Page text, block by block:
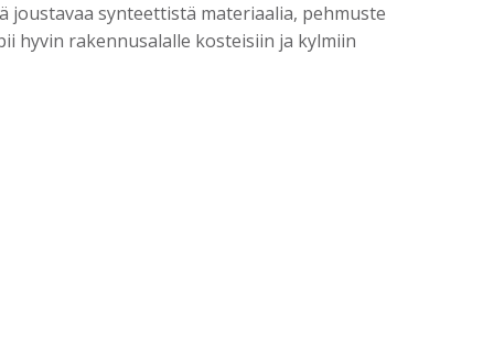
joustavaa synteettistä materiaalia, pehmuste
hyvin rakennusalalle kosteisiin ja kylmiin